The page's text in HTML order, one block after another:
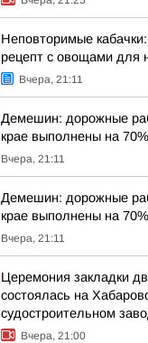
Неповторимые
рецепт с овощами для
Вчера, 21:11
Демешин: дорожные
крае выполнены на 70%
Вчера, 21:11
Демешин: дорожные
крае выполнены на 70%
Вчера, 21:11
Церемония закладки
состоялась на
судостроительном
Вчера, 21:00